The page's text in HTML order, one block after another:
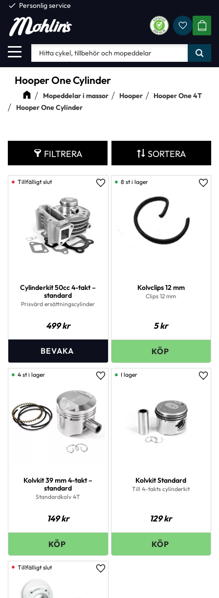
Meny
check Personlig service
Hooper One Cylinder
Mopeddelar i massor Hooper
Hooper One 4T
Hooper One Cylinder
FILTRERA SORTERA
Cylinderkit 50cc 4-takt –
standard
Prisvärd ersättningscylinder
499kr
Lägg till i favoriter
Kolvclips 12 mm
Clips 12 mm
5kr
8 st i lager
Kolvkit 39 mm 4-takt –
standard
Standardkolv 4T
149kr
Lägg till i favoriter
4 st i lager
Kolvkit Standard
Till 4-takts cylinderkit
129kr
I lager
Lägg till i favoriter